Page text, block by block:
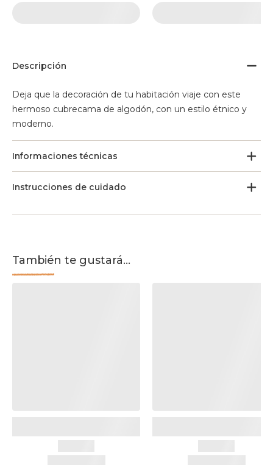
Descripción
Deja que la decoración de tu habitación viaje con este
hermoso cubrecama de algodón, con un estilo étnico y
moderno.
Informaciones técnicas
Instrucciones de cuidado
También te gustará...